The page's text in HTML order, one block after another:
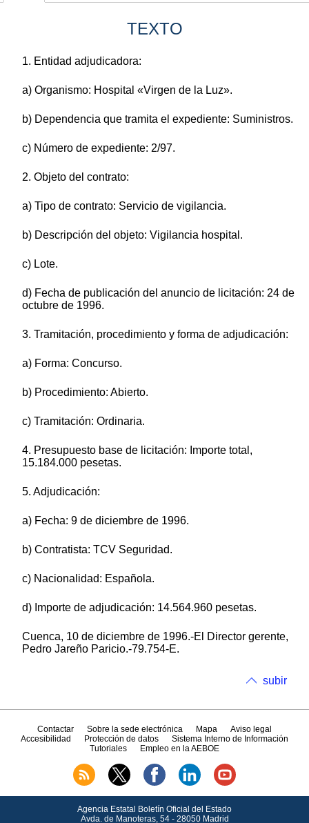
TEXTO
1. Entidad adjudicadora:
a) Organismo: Hospital «Virgen de la Luz».
b) Dependencia que tramita el expediente: Suministros.
c) Número de expediente: 2/97.
2. Objeto del contrato:
a) Tipo de contrato: Servicio de vigilancia.
b) Descripción del objeto: Vigilancia hospital.
c) Lote.
d) Fecha de publicación del anuncio de licitación: 24 de
octubre de 1996.
3. Tramitación, procedimiento y forma de adjudicación:
a) Forma: Concurso.
b) Procedimiento: Abierto.
c) Tramitación: Ordinaria.
4. Presupuesto base de licitación: Importe total,
15.184.000 pesetas.
5. Adjudicación:
a) Fecha: 9 de diciembre de 1996.
b) Contratista: TCV Seguridad.
c) Nacionalidad: Española.
d) Importe de adjudicación: 14.564.960 pesetas.
Cuenca, 10 de diciembre de 1996.-El Director gerente,
Pedro Jareño Paricio.-79.754-E.
subir
Contactar Sobre la sede electrónica Mapa
Aviso legal
Accesibilidad
Protección de datos
Sistema Interno de Información
Tutoriales
Empleo en la AEBOE
Agencia Estatal Boletín Oficial del Estado
Avda. de Manoteras, 54 - 28050 Madrid